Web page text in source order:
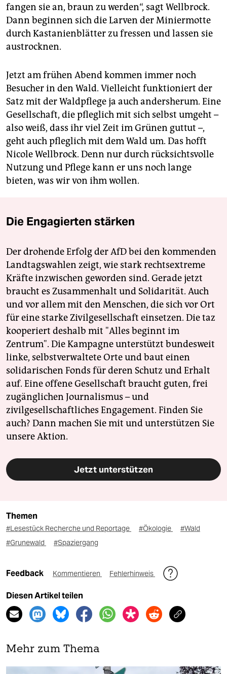
fangen sie an, braun zu werden“, sagt Wellbrock.
Dann beginnen sich die Larven der Miniermotte
durch Kastanienblätter zu fressen und lassen sie
austrocknen.
Jetzt am frühen Abend kommen immer noch
Besucher in den Wald. Vielleicht funktioniert der
Satz mit der Waldpflege ja auch andersherum. Eine
Gesellschaft, die pfleglich mit sich selbst umgeht –
also weiß, dass ihr viel Zeit im Grünen guttut –,
geht auch pfleglich mit dem Wald um. Das hofft
Nicole Wellbrock. Denn nur durch rücksichtsvolle
Nutzung und Pflege kann er uns noch lange
bieten, was wir von ihm wollen.
Die Engagierten stärken
Der drohende Erfolg der AfD bei den kommenden
Landtagswahlen zeigt, wie stark rechtsextreme
Kräfte inzwischen geworden sind. Gerade jetzt
braucht es Zusammenhalt und Solidarität. Auch
und vor allem mit den Menschen, die sich vor Ort
für eine starke Zivilgesellschaft einsetzen. Die taz
kooperiert deshalb mit "Alles beginnt im
Zentrum". Die Kampagne unterstützt bundesweit
linke, selbstverwaltete Orte und baut einen
solidarischen Fonds für deren Schutz und Erhalt
auf. Eine offene Gesellschaft braucht guten, frei
zugänglichen Journalismus – und
zivilgesellschaftliches Engagement. Finden Sie
auch? Dann machen Sie mit und unterstützen Sie
unsere Aktion.
Jetzt unterstützen
Themen
#Lesestück Recherche und Reportage #Ökologie
#Wald
#Grunewald
#Spaziergang
Feedback Kommentieren Fehlerhinweis
Diesen Artikel teilen
Mehr zum Thema